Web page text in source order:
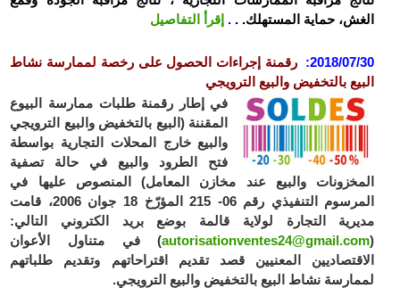
الغش، حماية المستهلك. . . إقرأ التفاصيل
2018/07/30
: رقمنة إجراءات الحصول على رخصة لممارسة نشاط
البيع بالتخفيض والبيع الترويجي
في إطار رقمنة طلبات ممارسة البيوع
المقننة (البيع بالتخفيض والبيع الترويجي
والبيع خارج المحلات التجارية بواسطة
فتح الطرود والبيع في حالة تصفية
اﻟﻤﺨزونات والبيع عند مخازن المعامل) المنصوص عليها في
المرسوم التنفيذي رقم 06- 215 المؤرّخ 18 جوان 2006، قامت
مديرية التجارة لولاية قالمة بوضع بريد الكتروني التالي:
(
autorisationventes24@gmail.com) في متناول الأعوان
الاقتصاديين المعنيين قصد تقديم اقتراحاتهم وتقديم طلباتهم
لممارسة نشاط البيع بالتخفيض والبيع الترويجي.